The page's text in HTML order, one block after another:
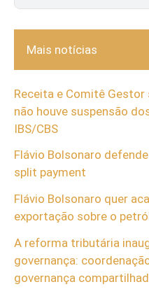
Mais notícias
Receita e Comitê
não houve suspensão
IBS/CBS
Flávio Bolsonaro
split payment
Flávio Bolsonaro quer
exportação sobre o
A reforma tributária
governança:
governança